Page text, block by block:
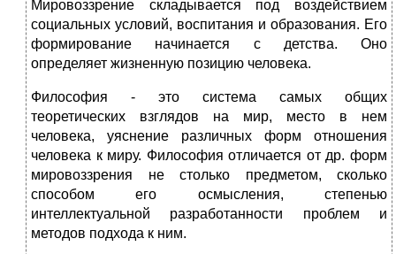
Мировоззрение складывается под воздействием
социальных условий, воспитания и образования. Его
формирование начинается с детства. Оно
определяет жизненную позицию человека.
Философия - это система самых общих
теоретических взглядов на мир, место в нем
человека, уяснение различных форм отношения
человека к миру. Философия отличается от др. форм
мировоззрения не столько предметом, сколько
способом его осмысления, степенью
интеллектуальной разработанности проблем и
методов подхода к ним.